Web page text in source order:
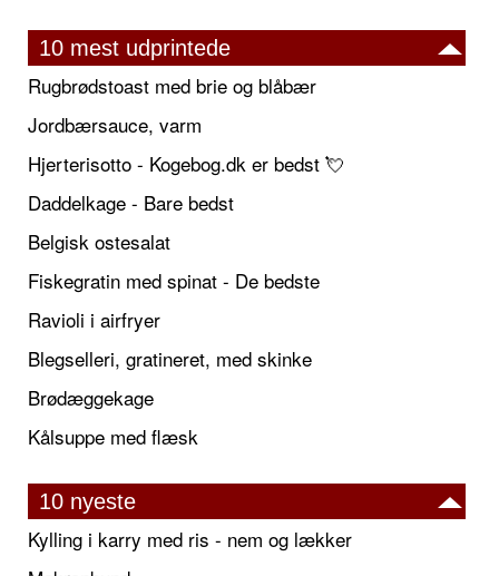
10 mest udprintede
Rugbrødstoast med brie og blåbær
Jordbærsauce, varm
Hjerterisotto - Kogebog.dk er bedst 💘
Daddelkage - Bare bedst
Belgisk ostesalat
Fiskegratin med spinat - De bedste
Ravioli i airfryer
Blegselleri, gratineret, med skinke
Brødæggekage
Kålsuppe med flæsk
10 nyeste
Kylling i karry med ris - nem og lækker